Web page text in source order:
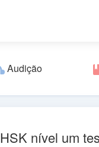
Audição
HSK nível um